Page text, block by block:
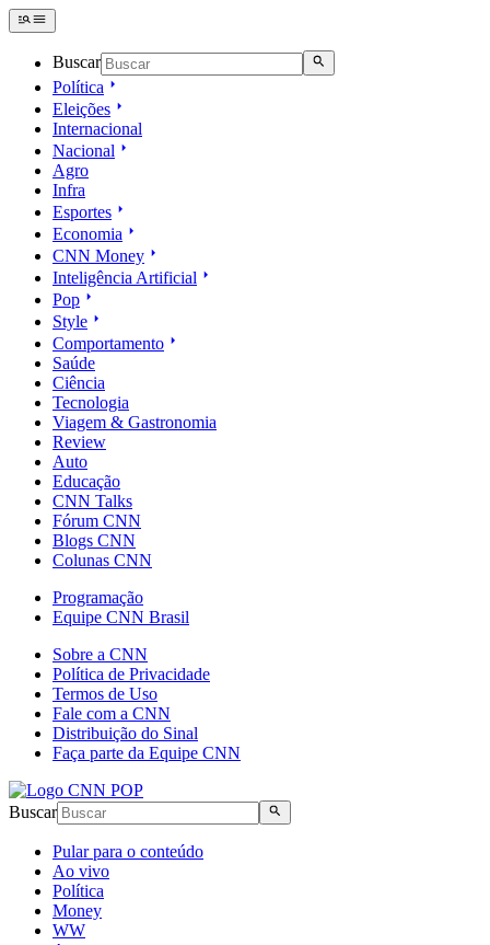
Buscar
Política
Eleições
Internacional
Nacional
Agro
Infra
Esportes
Economia
CNN Money
Inteligência Artificial
Pop
Style
Comportamento
Saúde
Ciência
Tecnologia
Viagem & Gastronomia
Review
Auto
Educação
CNN Talks
Fórum CNN
Blogs CNN
Colunas CNN
Programação
Equipe CNN Brasil
Sobre a CNN
Política de Privacidade
Termos de Uso
Fale com a CNN
Distribuição do Sinal
Faça parte da Equipe CNN
Buscar
Pular para o conteúdo
Ao vivo
Política
Money
WW